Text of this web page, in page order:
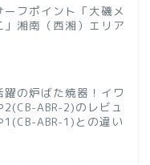
ーフポイント「大磯メ
」湘南（西湘）エリア
躍の炉ばた焼器！イワ
2(CB-ABR-2)のレビュ
1(CB-ABR-1)との違い